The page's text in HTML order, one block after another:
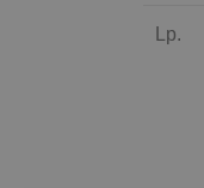
Lp.